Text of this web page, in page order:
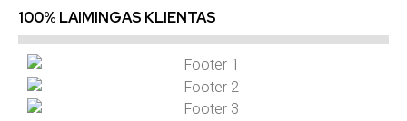
100% LAIMINGAS KLIENTAS